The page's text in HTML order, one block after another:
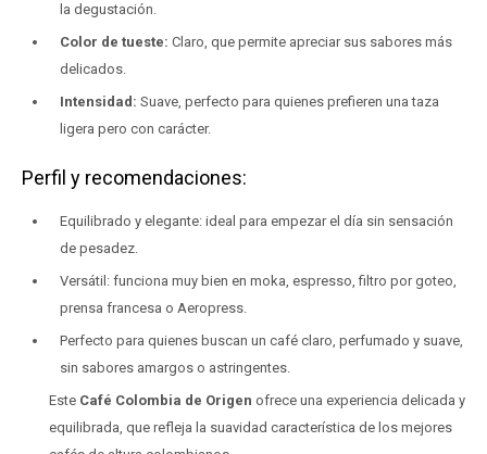
la degustación.
Color de tueste: Claro, que permite apreciar sus sabores más
delicados.
Intensidad: Suave, perfecto para quienes prefieren una taza
ligera pero con carácter.
Perfil y recomendaciones:
Equilibrado y elegante: ideal para empezar el día sin sensación
de pesadez.
Versátil: funciona muy bien en moka, espresso, filtro por goteo,
prensa francesa o Aeropress.
Perfecto para quienes buscan un café claro, perfumado y suave,
sin sabores amargos o astringentes.
Este Café Colombia de Origen ofrece una experiencia delicada y
equilibrada, que refleja la suavidad característica de los mejores